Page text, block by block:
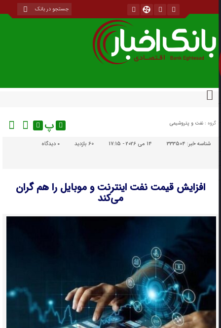
گروه : نفت و پتروشیمی پ
شناسه خبر:333504 14 می 2026 - 17:15 60 بازدید دیدگاه
افزایش قیمت نفت اینترنت و موبایل را هم گران
می‌کند